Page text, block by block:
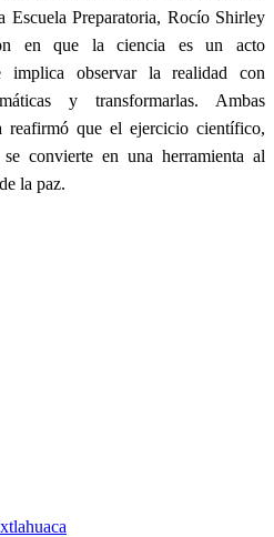
Escuela Preparatoria, Rocío Shirley
en que la ciencia es un acto
implica observar la realidad con
y transformarlas. Ambas
reafirmó que el ejercicio científico,
convierte en una herramienta al
la paz.